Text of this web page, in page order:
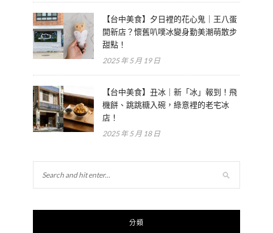
【台中美食】夕日裡的花心鬼｜王八蛋
開新店？懷舊叭噗冰變身勤美潮萌散步
甜點！
2025 年 5 月 19 日
【台中美食】丑冰｜新「冰」報到！飛
機餅、跳跳糖入碗，綠意裡的老宅冰
店！
2025 年 5 月 18 日
分類